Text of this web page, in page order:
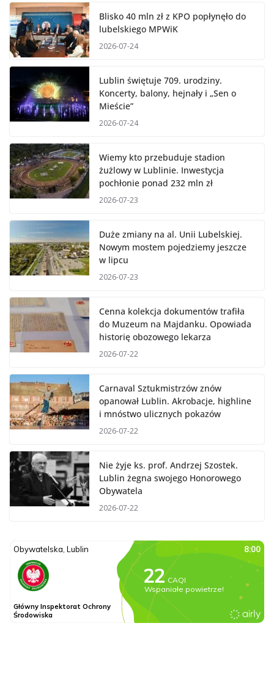
Blisko 40 mln zł z KPO popłynęło do
lubelskiego MPWiK
2026-07-24
Lublin świętuje 709. urodziny.
Koncerty, balony, hejnały i „Sen o
Mieście”
2026-07-24
Wiemy kto przebuduje stadion
żużlowy w Lublinie. Inwestycja
pochłonie ponad 232 mln zł
2026-07-23
Duże zmiany na al. Unii Lubelskiej.
Nowym mostem pojedziemy jeszcze
w lipcu
2026-07-23
Cenna kolekcja dokumentów trafiła
do Muzeum na Majdanku. Opowiada
historię obozowego lekarza
2026-07-22
Carnaval Sztukmistrzów znów
opanował Lublin. Akrobacje, highline
i mnóstwo ulicznych pokazów
2026-07-22
Nie żyje ks. prof. Andrzej Szostek.
Lublin żegna swojego Honorowego
Obywatela
2026-07-22